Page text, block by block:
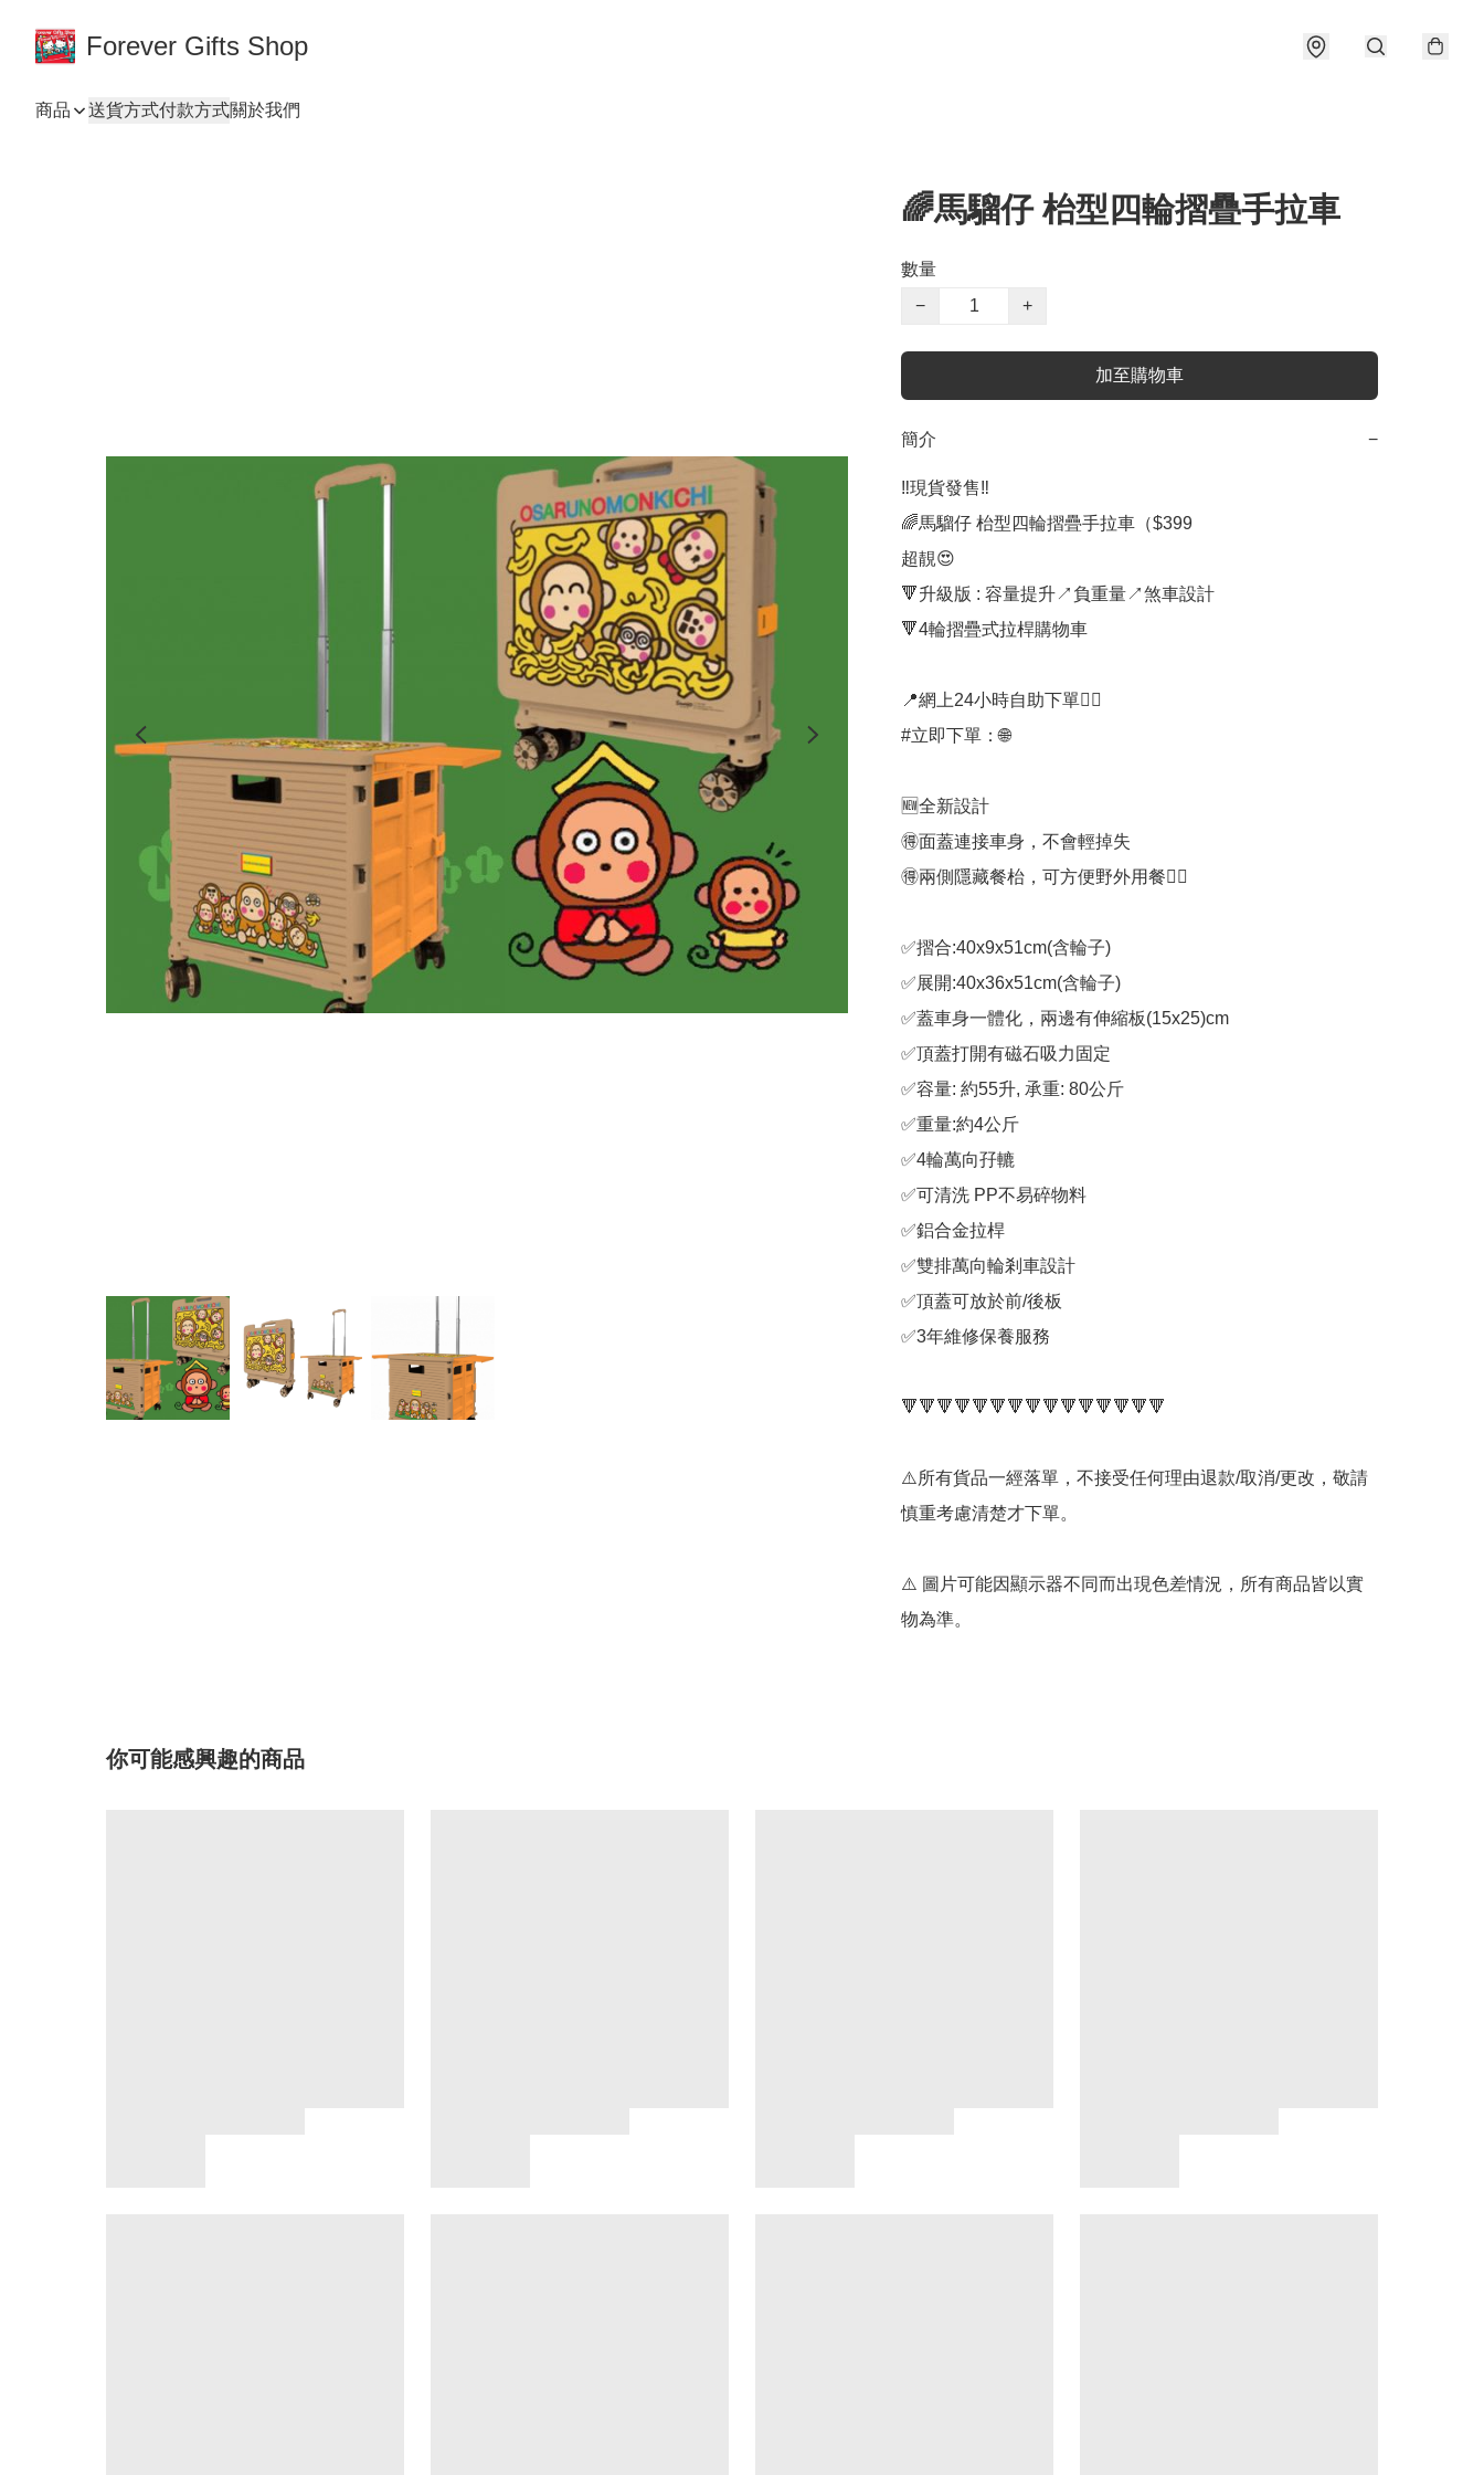
Forever Gifts Shop
商品 送貨方式付款方式關於我們
🌈馬騮仔 枱型四輪摺疊手拉車
數量
−
+
加至購物車
簡介 −
‼️現貨發售‼️
🌈馬騮仔 枱型四輪摺疊手拉車（$399
超靚😍
🔻升級版 : 容量提升↗️負重量↗️煞車設計
🔻4輪摺疊式拉桿購物車
📍網上24小時自助下單👍🏻
#立即下單：🌐
🆕全新設計
🉐面蓋連接車身，不會輕掉失
🉐兩側隱藏餐枱，可方便野外用餐👍🏻
✅摺合:40x9x51cm(含輪子)
✅展開:40x36x51cm(含輪子)
✅蓋車身一體化，兩邊有伸縮板(15x25)cm
✅頂蓋打開有磁石吸力固定
✅容量: 約55升, 承重: 80公斤
✅重量:約4公斤
✅4輪萬向孖轆
✅可清洗 PP不易碎物料
✅鋁合金拉桿
✅雙排萬向輪剎車設計
✅頂蓋可放於前/後板
✅3年維修保養服務
🔻🔻🔻🔻🔻🔻🔻🔻🔻🔻🔻🔻🔻🔻🔻
⚠️所有貨品一經落單，不接受任何理由退款/取消/更改，敬請
慎重考慮清楚才下單。
⚠️ 圖片可能因顯示器不同而出現色差情況，所有商品皆以實
物為準。
你可能感興趣的商品